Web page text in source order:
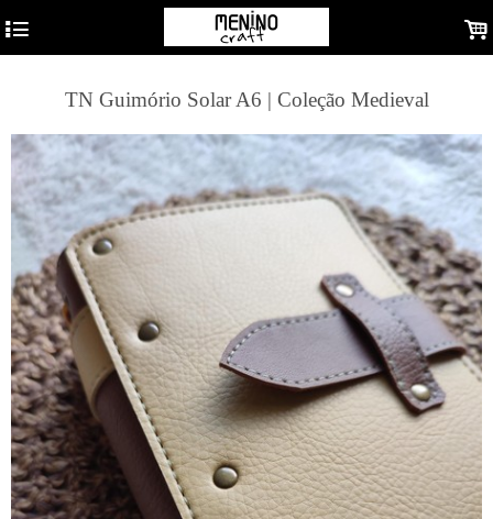
4 .
TN Guimório Solar A6 | Coleção Medieval